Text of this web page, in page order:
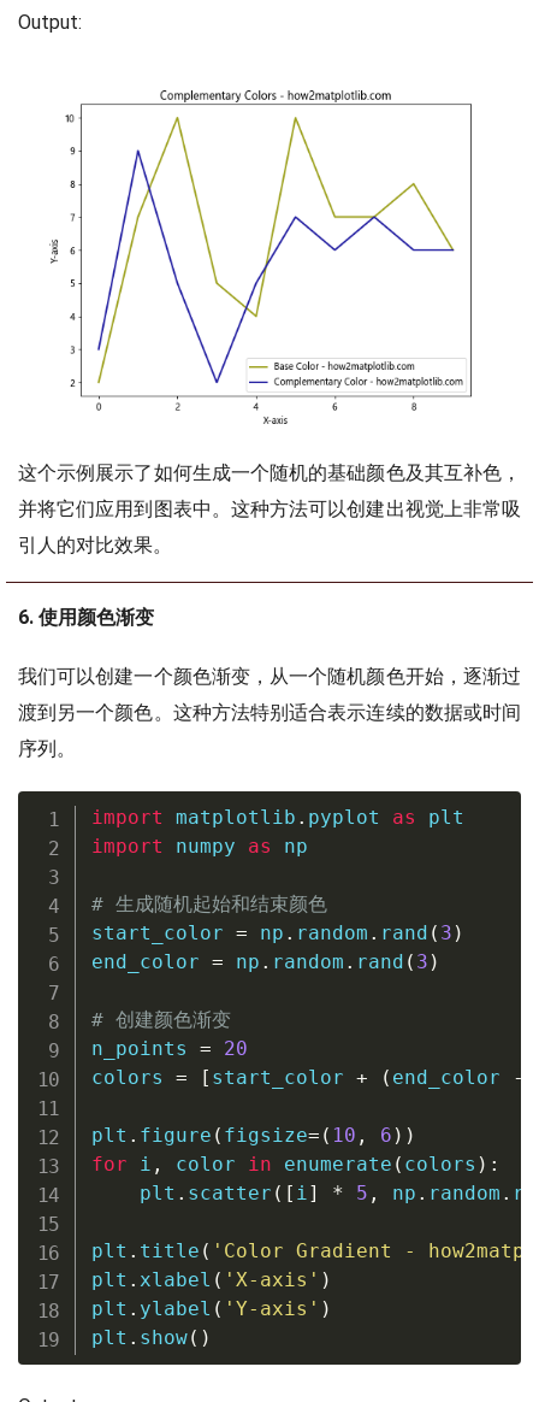
Output:
这个示例展示了如何生成一个随机的基础颜色及其互补色，
并将它们应用到图表中。这种方法可以创建出视觉上非常吸
引人的对比效果。
6. 使用颜色渐变
我们可以创建一个颜色渐变，从一个随机颜色开始，逐渐过
渡到另一个颜色。这种方法特别适合表示连续的数据或时间
序列。
import matplotlib . pyplot as
import numpy as np
# 生成随机起始和结束颜色
start_color = np . random . rand ( 3 )
end_color = np . random . rand ( 3 )
# 创建颜色渐变
n_points =
20
colors = [ start_color + ( end_color -
plt . figure ( figsize= ( 10 , 6 ) )
for i , color in enumerate ( colors ) :
    plt
. scatter ( [ i ] * 5 , np . random .
plt . title ( 'Color Gradient -
plt . xlabel ( 'X-axis' )
plt . ylabel ( 'Y-axis' )
plt . show( )